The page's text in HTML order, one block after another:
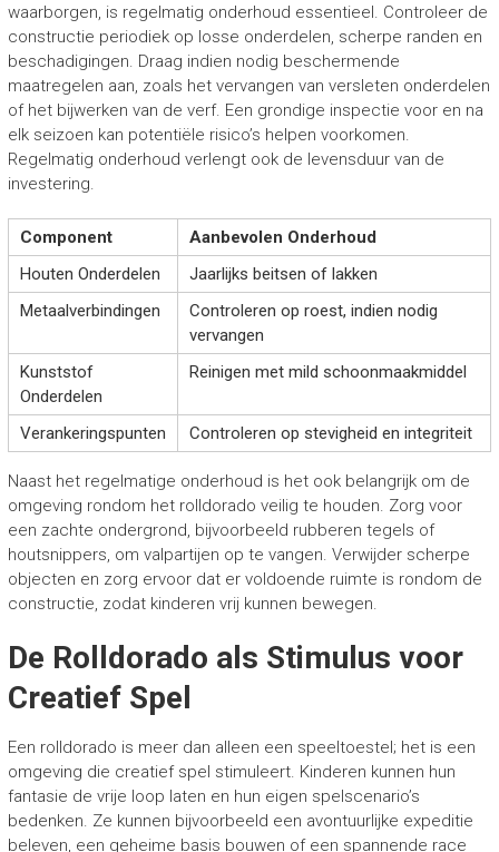
waarborgen, is regelmatig onderhoud essentieel. Controleer de
constructie periodiek op losse onderdelen, scherpe randen en
beschadigingen. Draag indien nodig beschermende
maatregelen aan, zoals het vervangen van versleten onderdelen
of het bijwerken van de verf. Een grondige inspectie voor en na
elk seizoen kan potentiële risico’s helpen voorkomen.
Regelmatig onderhoud verlengt ook de levensduur van de
investering.
Component
Aanbevolen Onderhoud
Houten Onderdelen
Jaarlijks beitsen of lakken
Metaalverbindingen
Controleren op roest, indien nodig
vervangen
Kunststof
Onderdelen
Reinigen met mild schoonmaakmiddel
Verankeringspunten Controleren op stevigheid en integriteit
Naast het regelmatige onderhoud is het ook belangrijk om de
omgeving rondom het rolldorado veilig te houden. Zorg voor
een zachte ondergrond, bijvoorbeeld rubberen tegels of
houtsnippers, om valpartijen op te vangen. Verwijder scherpe
objecten en zorg ervoor dat er voldoende ruimte is rondom de
constructie, zodat kinderen vrij kunnen bewegen.
De Rolldorado als Stimulus voor
Creatief Spel
Een rolldorado is meer dan alleen een speeltoestel; het is een
omgeving die creatief spel stimuleert. Kinderen kunnen hun
fantasie de vrije loop laten en hun eigen spelscenario’s
bedenken. Ze kunnen bijvoorbeeld een avontuurlijke expeditie
beleven, een geheime basis bouwen of een spannende race